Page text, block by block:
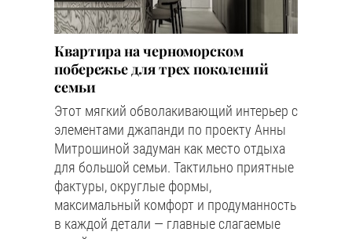
Квартира на черноморском
побережье для трех поколений
семьи
Этот мягкий обволакивающий интерьер с
элементами джапанди по проекту Анны
Митрошиной задуман как место отдыха
для большой семьи. Тактильно приятные
фактуры, округлые формы,
максимальный комфорт и продуманность
в каждой детали — главные слагаемые